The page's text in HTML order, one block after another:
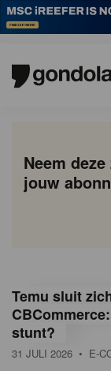
Neem
jouw
o
n
d
Temu sluit
stunt?
31 JULI 2026 • E-